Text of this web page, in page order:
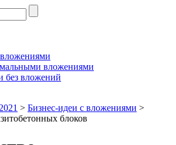
вложениями
без вложений
> Бизнес-идеи с вложениями >
блоков